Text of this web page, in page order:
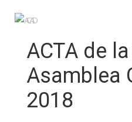
ACTA de
Asamblea
2018